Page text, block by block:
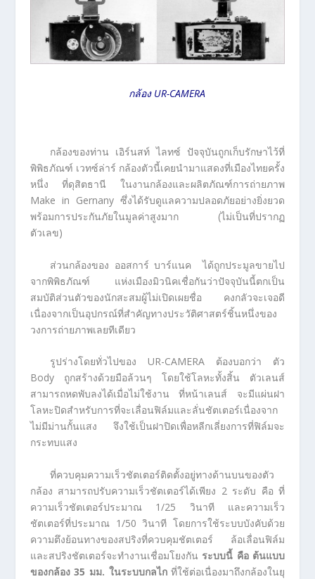
กล้อง UR-CAMERA
กล้องของท่าน เอิร์นสท์ ไลทซ์ ปัจจุบันถูกเก็บรักษาไว้ที่
พิพิธภัณฑ์ เวทซ์ล่าร์ กล้องตัวนี้เคยนำมาแสดงที่เมืองไทยครั้ง
หนึ่ง ที่ดุสิตธานี ในงานกล้องและผลิตภัณฑ์การถ่ายภาพ
Make in Gernany ซึ่งได้รับดูแลความปลอดภัยอย่างยิ่งยวด
พร้อมการประกันภัยในมูลค่าสูงมาก (ไม่เป็นที่ปรากฏ
ตัวเลข)
ส่วนกล้องของ ออสการ์ บาร์แนค ได้ถูกประมูลขายไป
จากพิพิธภัณฑ์ แห่งเมืองมิวนิคเชื่อกันว่าปัจจุบันนี้ตกเป็น
สมบัติส่วนตัวของนักสะสมผู้ไม่เปิดเผยชื่อ คงกลัวจะเจอดี
เนื่องจากเป็นอุปกรณ์ที่สำคัญทางประวัติศาสตร์ชิ้นหนึ่งของ
วงการถ่ายภาพเลยทีเดียว
รูปร่างโดยทั่วไปของ UR-CAMERA ต้องบอกว่า ตัว
Body ถูกสร้างด้วยมือล้วนๆ โดยใช้โลหะทั้งสิ้น ตัวเลนส์
สามารถหดพับลงได้เมื่อไม่ใช้งาน ที่หน้าเลนส์ จะมีแผ่นฝา
โลหะปิดสำหรับการที่จะเลื่อนฟิล์มและลั่นชัตเตอร์เนื่องจาก
ไม่มีม่านกั้นแสง จึงใช้เป็นฝาปิดเพื่อหลีกเลี่ยงการที่ฟิล์มจะ
กระทบแสง
ที่ควบคุมความเร็วชัตเตอร์ติดตั้งอยู่ทางด้านบนของตัว
กล้อง สามารถปรับความเร็วชัตเตอร์ได้เพียง 2 ระดับ คือ ที่
ความเร็วชัตเตอร์ประมาณ 1/25 วินาที และความเร็ว
ชัตเตอร์ที่ประมาณ 1/50 วินาที โดยการใช้ระบบบังคับด้วย
ความตึงย้อนทางของสปริงที่ควบคุมชัตเตอร์ ล้อเลื่อนฟิล์ม
และสปริงชัตเตอร์จะทำงานเชื่อมโยงกัน ระบบนี้ คือ ต้นแบบ
ของกล้อง35 มม. ในระบบกลไกที่ใช้ต่อเนื่องมาถึงกล้องในยุ